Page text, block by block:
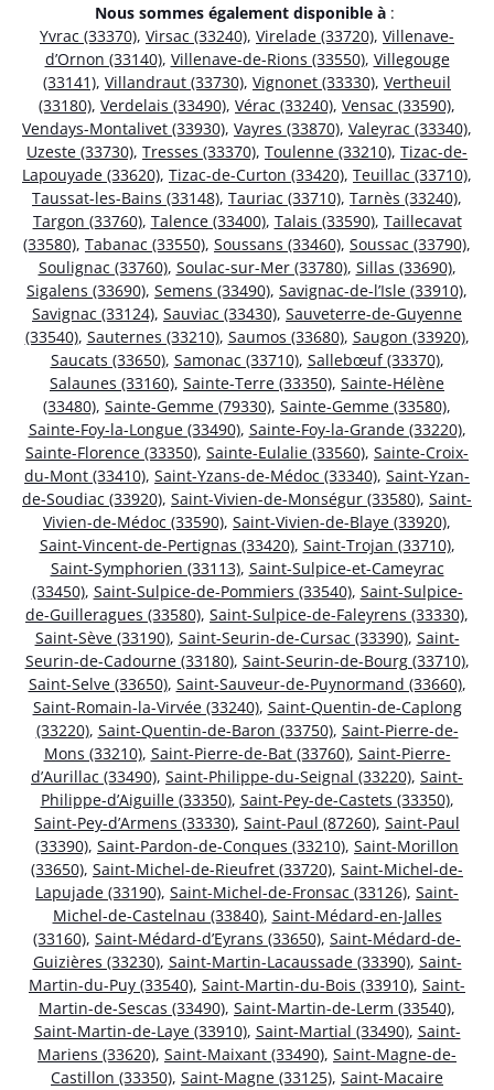
Nous sommes également disponible à :
Yvrac (33370), Virsac (33240), Virelade (33720), Villenave-
d’Ornon (33140), Villenave-de-Rions (33550), Villegouge
(33141), Villandraut (33730), Vignonet (33330), Vertheuil
(33180), Verdelais (33490), Vérac (33240), Vensac (33590),
Vendays-Montalivet (33930), Vayres (33870), Valeyrac (33340),
Uzeste (33730), Tresses (33370), Toulenne (33210), Tizac-de-
Lapouyade (33620), Tizac-de-Curton (33420), Teuillac (33710),
Taussat-les-Bains (33148), Tauriac (33710), Tarnès (33240),
Targon (33760), Talence (33400), Talais (33590), Taillecavat
(33580), Tabanac (33550), Soussans (33460), Soussac (33790),
Soulignac (33760), Soulac-sur-Mer (33780), Sillas (33690),
Sigalens (33690), Semens (33490), Savignac-de-l’Isle (33910),
Savignac (33124), Sauviac (33430), Sauveterre-de-Guyenne
(33540), Sauternes (33210), Saumos (33680), Saugon (33920),
Saucats (33650), Samonac (33710), Sallebœuf (33370),
Salaunes (33160), Sainte-Terre (33350), Sainte-Hélène
(33480), Sainte-Gemme (79330), Sainte-Gemme (33580),
Sainte-Foy-la-Longue (33490), Sainte-Foy-la-Grande (33220),
Sainte-Florence (33350), Sainte-Eulalie (33560), Sainte-Croix-
du-Mont (33410), Saint-Yzans-de-Médoc (33340), Saint-Yzan-
de-Soudiac (33920), Saint-Vivien-de-Monségur (33580), Saint-
Vivien-de-Médoc (33590), Saint-Vivien-de-Blaye (33920),
Saint-Vincent-de-Pertignas (33420), Saint-Trojan (33710),
Saint-Symphorien (33113), Saint-Sulpice-et-Cameyrac
(33450), Saint-Sulpice-de-Pommiers (33540), Saint-Sulpice-
de-Guilleragues (33580), Saint-Sulpice-de-Faleyrens (33330),
Saint-Sève (33190), Saint-Seurin-de-Cursac (33390), Saint-
Seurin-de-Cadourne (33180), Saint-Seurin-de-Bourg (33710),
Saint-Selve (33650), Saint-Sauveur-de-Puynormand (33660),
Saint-Romain-la-Virvée (33240), Saint-Quentin-de-Caplong
(33220), Saint-Quentin-de-Baron (33750), Saint-Pierre-de-
Mons (33210), Saint-Pierre-de-Bat (33760), Saint-Pierre-
d’Aurillac (33490), Saint-Philippe-du-Seignal (33220), Saint-
Philippe-d’Aiguille (33350), Saint-Pey-de-Castets (33350),
Saint-Pey-d’Armens (33330), Saint-Paul (87260), Saint-Paul
(33390), Saint-Pardon-de-Conques (33210), Saint-Morillon
(33650), Saint-Michel-de-Rieufret (33720), Saint-Michel-de-
Lapujade (33190), Saint-Michel-de-Fronsac (33126), Saint-
Michel-de-Castelnau (33840), Saint-Médard-en-Jalles
(33160), Saint-Médard-d’Eyrans (33650), Saint-Médard-de-
Guizières (33230), Saint-Martin-Lacaussade (33390), Saint-
Martin-du-Puy (33540), Saint-Martin-du-Bois (33910), Saint-
Martin-de-Sescas (33490), Saint-Martin-de-Lerm (33540),
Saint-Martin-de-Laye (33910), Saint-Martial (33490), Saint-
Mariens (33620), Saint-Maixant (33490), Saint-Magne-de-
Castillon (33350), Saint-Magne (33125), Saint-Macaire